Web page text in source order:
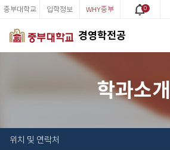
경영학전공
중부대학교 입학정보 WHY중부 0
학과소개
위치 및 연락처